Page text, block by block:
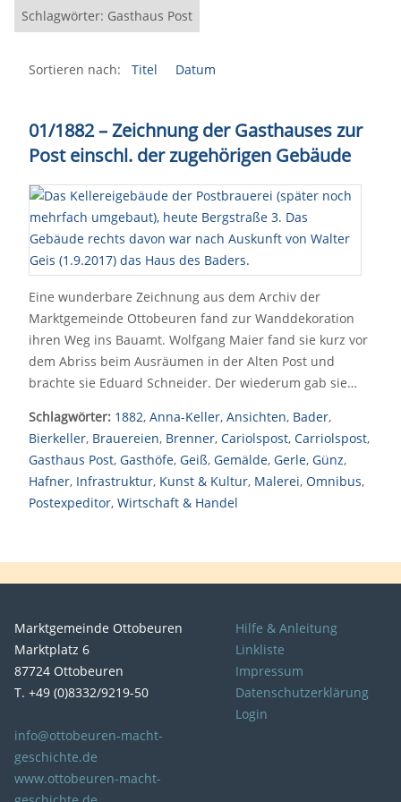
Schlagwörter: Gasthaus Post
Sortieren nach: Titel Datum
01/1882 – Zeichnung der Gasthauses zur
Post einschl. der zugehörigen Gebäude
Eine wunderbare Zeichnung aus dem Archiv der
Marktgemeinde Ottobeuren fand zur Wanddekoration
ihren Weg ins Bauamt. Wolfgang Maier fand sie kurz vor
dem Abriss beim Ausräumen in der Alten Post und
brachte sie Eduard Schneider. Der wiederum gab sie…
Schlagwörter: 1882, Anna-Keller, Ansichten, Bader,
Bierkeller, Brauereien, Brenner, Cariolspost, Carriolspost,
Gasthaus Post, Gasthöfe, Geiß, Gemälde, Gerle, Günz,
Hafner, Infrastruktur, Kunst & Kultur, Malerei, Omnibus,
Postexpeditor, Wirtschaft & Handel
Marktgemeinde Ottobeuren
Marktplatz 6
87724 Ottobeuren
T. +49 (0)8332/9219-50
info@ottobeuren-macht-
geschichte.de
www.ottobeuren-macht-
Hilfe & Anleitung
Linkliste
Impressum
Datenschutzerklärung
Login